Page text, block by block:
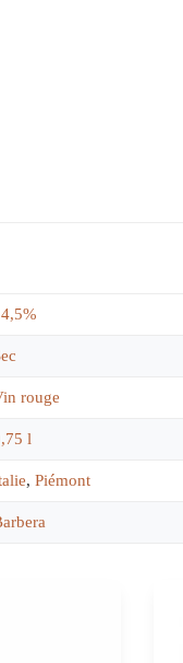
rouge
l
, Piémont